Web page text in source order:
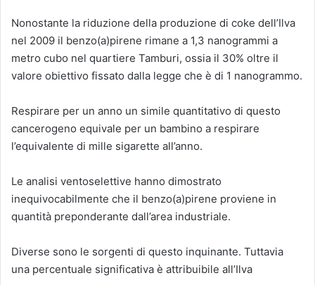
Nonostante la riduzione della produzione di coke dell’Ilva
nel 2009 il benzo(a)pirene rimane a 1,3 nanogrammi a
metro cubo nel quartiere Tamburi, ossia il 30% oltre il
valore obiettivo fissato dalla legge che è di 1 nanogrammo.
Respirare per un anno un simile quantitativo di questo
cancerogeno equivale per un bambino a respirare
l’equivalente di mille sigarette all’anno.
Le analisi ventoselettive hanno dimostrato
inequivocabilmente che il benzo(a)pirene proviene in
quantità preponderante dall’area industriale.
Diverse sono le sorgenti di questo inquinante. Tuttavia
una percentuale significativa è attribuibile all’Ilva